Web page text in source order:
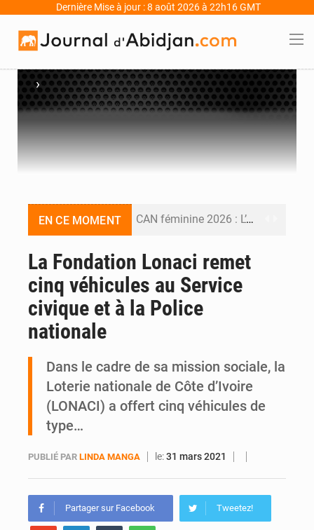
Dernière Mise à jour : 8 août 2026 à 22h16 GMT
›
EN CE MOMENT CAN féminine 2026 : L’Algérie bat la Côte d’Ivoire (2-1) et se qualifie pour le Mondial 2027
Indépendance 2026 : plus de 5 400 militaires mobilisés, une démonstration de force de l’armée ivoirienne à Yopougon
La Fondation Lonaci remet
cinq véhicules au Service
civique et à la Police
nationale
Dans le cadre de sa mission sociale, la
Loterie nationale de Côte d’Ivoire
(LONACI) a offert cinq véhicules de
type…
PUBLIÉ PAR LINDA MANGA le:31 mars 2021
Partager sur Facebook Tweetez!